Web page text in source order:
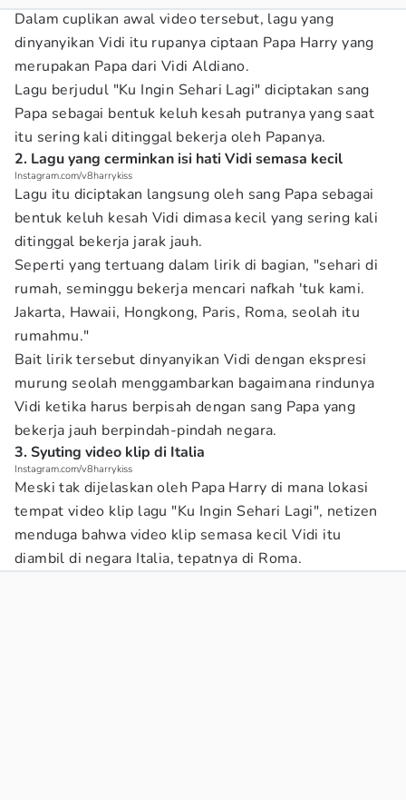
Dalam cuplikan awal video tersebut, lagu yang
dinyanyikan Vidi itu rupanya ciptaan Papa Harry yang
merupakan Papa dari Vidi Aldiano.
Lagu berjudul "Ku Ingin Sehari Lagi" diciptakan sang
Papa sebagai bentuk keluh kesah putranya yang saat
itu sering kali ditinggal bekerja oleh Papanya.
2. Lagu yang cerminkan isi hati Vidi semasa kecil
Instagram.com/v8harrykiss
Lagu itu diciptakan langsung oleh sang Papa sebagai
bentuk keluh kesah Vidi dimasa kecil yang sering kali
ditinggal bekerja jarak jauh.
Seperti yang tertuang dalam lirik di bagian, "sehari di
rumah, seminggu bekerja mencari nafkah 'tuk kami.
Jakarta, Hawaii, Hongkong, Paris, Roma, seolah itu
rumahmu."
Bait lirik tersebut dinyanyikan Vidi dengan ekspresi
murung seolah menggambarkan bagaimana rindunya
Vidi ketika harus berpisah dengan sang Papa yang
bekerja jauh berpindah-pindah negara.
3. Syuting video klip di Italia
Instagram.com/v8harrykiss
Meski tak dijelaskan oleh Papa Harry di mana lokasi
tempat video klip lagu "Ku Ingin Sehari Lagi", netizen
menduga bahwa video klip semasa kecil Vidi itu
diambil di negara Italia, tepatnya di Roma.